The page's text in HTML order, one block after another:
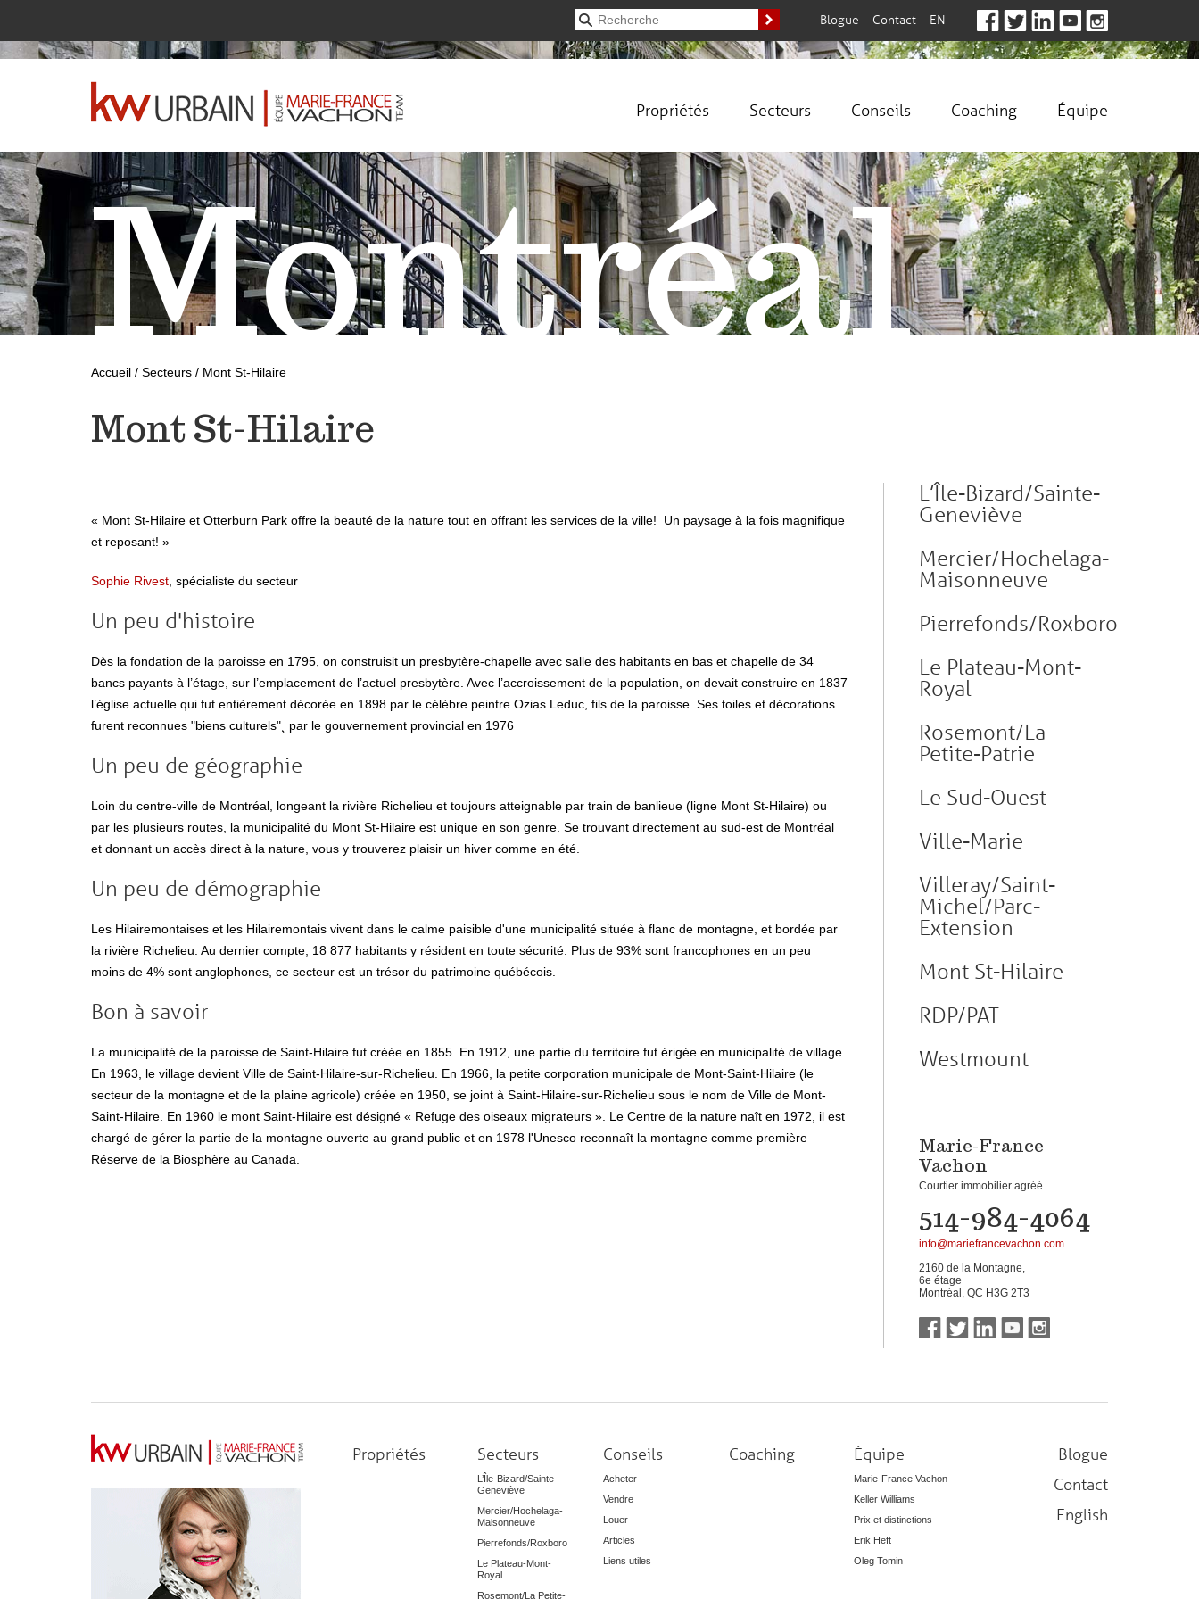
EN
Blogue Contact
Propriétés Secteurs Conseils Coaching Équipe
Montréal
Accueil / Secteurs / Mont St-Hilaire
Mont St-Hilaire
« Mont St-Hilaire et Otterburn Park offre la beauté de la nature tout en offrant les services de la ville! Un paysage à la fois magnifique
et reposant! »
Sophie Rivest , spécialiste du secteur
Un peu d'histoire
Dès la fondation de la paroisse en 1795, on construisit un presbytère-chapelle avec salle des habitants en bas et chapelle de 34
bancs payants à l’étage, sur l’emplacement de l’actuel presbytère. Avec l’accroissement de la population, on devait construire en 1837
l’église actuelle qui fut entièrement décorée en 1898 par le célèbre peintre Ozias Leduc, fils de la paroisse. Ses toiles et décorations
furent reconnues "biens culturels"¸ par le gouvernement provincial en 1976
Un peu de géographie
Loin du centre-ville de Montréal, longeant la rivière Richelieu et toujours atteignable par train de banlieue (ligne Mont St-Hilaire) ou
par les plusieurs routes, la municipalité du Mont St-Hilaire est unique en son genre. Se trouvant directement au sud-est de Montréal
et donnant un accès direct à la nature, vous y trouverez plaisir un hiver comme en été.
Un peu de démographie
Les Hilairemontaises et les Hilairemontais vivent dans le calme paisible d'une municipalité située à flanc de montagne, et bordée par
la rivière Richelieu. Au dernier compte, 18 877 habitants y résident en toute sécurité. Plus de 93% sont francophones en un peu
moins de 4% sont anglophones, ce secteur est un trésor du patrimoine québécois.
Bon à savoir
La municipalité de la paroisse de Saint-Hilaire fut créée en 1855. En 1912, une partie du territoire fut érigée en municipalité de village.
En 1963, le village devient Ville de Saint-Hilaire-sur-Richelieu. En 1966, la petite corporation municipale de Mont-Saint-Hilaire (le
secteur de la montagne et de la plaine agricole) créée en 1950, se joint à Saint-Hilaire-sur-Richelieu sous le nom de Ville de Mont-
Saint-Hilaire. En 1960 le mont Saint-Hilaire est désigné « Refuge des oiseaux migrateurs ». Le Centre de la nature naît en 1972, il est
chargé de gérer la partie de la montagne ouverte au grand public et en 1978 l'Unesco reconnaît la montagne comme première
Réserve de la Biosphère au Canada.
L’Île-Bizard/Sainte-
Geneviève
Mercier/Hochelaga-
Maisonneuve
Pierrefonds/Roxboro
Le Plateau-Mont-
Royal
Rosemont/La
Petite-Patrie
Le Sud-Ouest
Ville-Marie
Villeray/Saint-
Michel/Parc-
Extension
Mont St-Hilaire
RDP/PAT
Westmount
Marie-France
Vachon
Courtier immobilier agréé
514-984-4064
info@mariefrancevachon.com
2160 de la Montagne,
6e étage
Montréal, QC H3G 2T3
Propriétés Secteurs
L’Île-Bizard/Sainte-
Geneviève
Mercier/Hochelaga-
Maisonneuve
Pierrefonds/Roxboro
Le Plateau-Mont-
Royal
Rosemont/La Petite-
Conseils
Acheter
Vendre
Louer
Articles
Liens utiles
Coaching Équipe
Marie-France Vachon
Keller Williams
Prix et distinctions
Erik Heft
Oleg Tomin
Blogue
Contact
English